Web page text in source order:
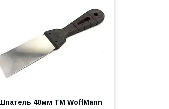
40мм ТМ WoffMann